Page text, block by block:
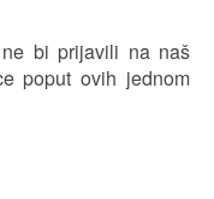
bi prijavili na naš
poput ovih jednom